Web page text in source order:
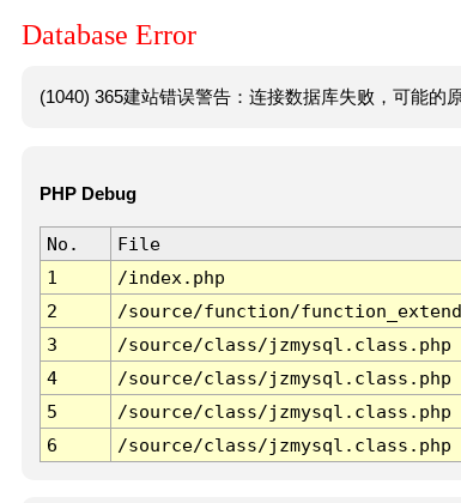
Database Error
(1040) 365建站错误警告：连接数据库失败，可能的
PHP Debug
No. File
1
/index.php
2
/source/function/
3
/source/class/jzmysql.class.php
4
/source/class/jzmysql.class.php
5
/source/class/jzmysql.class.php
6
/source/class/jzmysql.class.php